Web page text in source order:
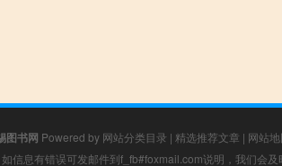
图书网 Powered by 网站分类目录 | 精选推荐文章 | 网站
信息有错误可发邮件到f_fb#foxmail.com说明，我们会及